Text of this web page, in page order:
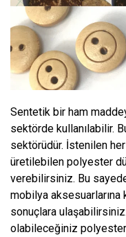
Sentetik bir ham
sektörde kullanılabilir.
sektörüdür. İstenilen
üretilebilen polyester
verebilirsiniz. Bu
mobilya
sonuçlara
olabileceğiniz